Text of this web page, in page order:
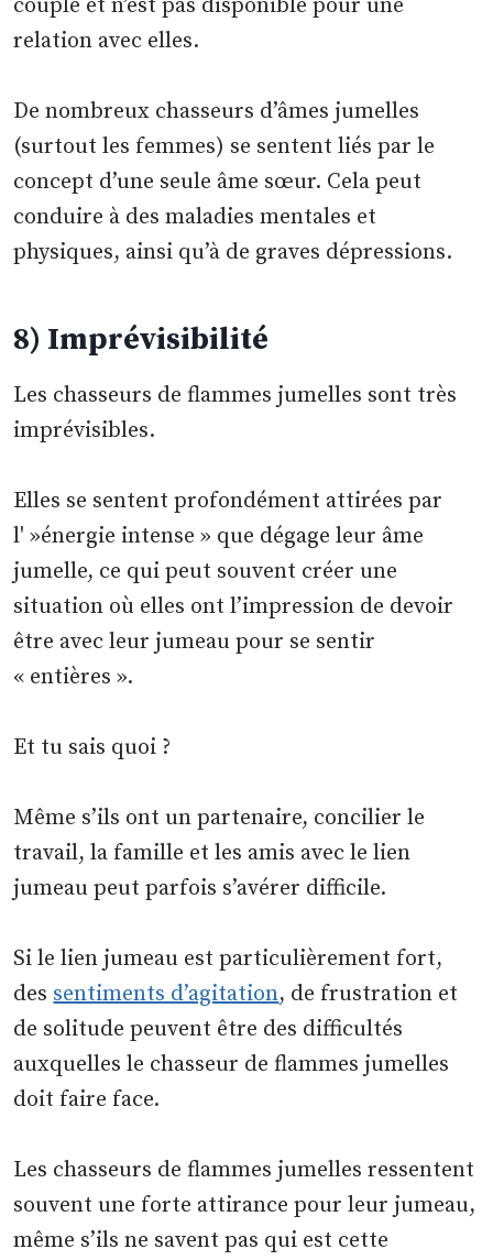
couple et n’est pas disponible pour une
relation avec elles.
De nombreux chasseurs d’âmes jumelles
(surtout les femmes) se sentent liés par le
concept d’une seule âme sœur. Cela peut
conduire à des maladies mentales et
physiques, ainsi qu’à de graves dépressions.
8) Imprévisibilité
Les chasseurs de flammes jumelles sont très
imprévisibles.
Elles se sentent profondément attirées par
l' »énergie intense » que dégage leur âme
jumelle, ce qui peut souvent créer une
situation où elles ont l’impression de devoir
être avec leur jumeau pour se sentir
« entières ».
Et tu sais quoi ?
Même s’ils ont un partenaire, concilier le
travail, la famille et les amis avec le lien
jumeau peut parfois s’avérer difficile.
Si le lien jumeau est particulièrement fort,
des sentiments d’agitation, de frustration et
de solitude peuvent être des difficultés
auxquelles le chasseur de flammes jumelles
doit faire face.
Les chasseurs de flammes jumelles ressentent
souvent une forte attirance pour leur jumeau,
même s’ils ne savent pas qui est cette